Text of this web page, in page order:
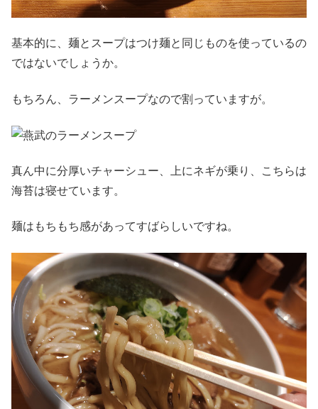
基本的に、麺とスープはつけ麺と同じものを使っているの
ではないでしょうか。
もちろん、ラーメンスープなので割っていますが。
真ん中に分厚いチャーシュー、上にネギが乗り、こちらは
海苔は寝せています。
麺はもちもち感があってすばらしいですね。